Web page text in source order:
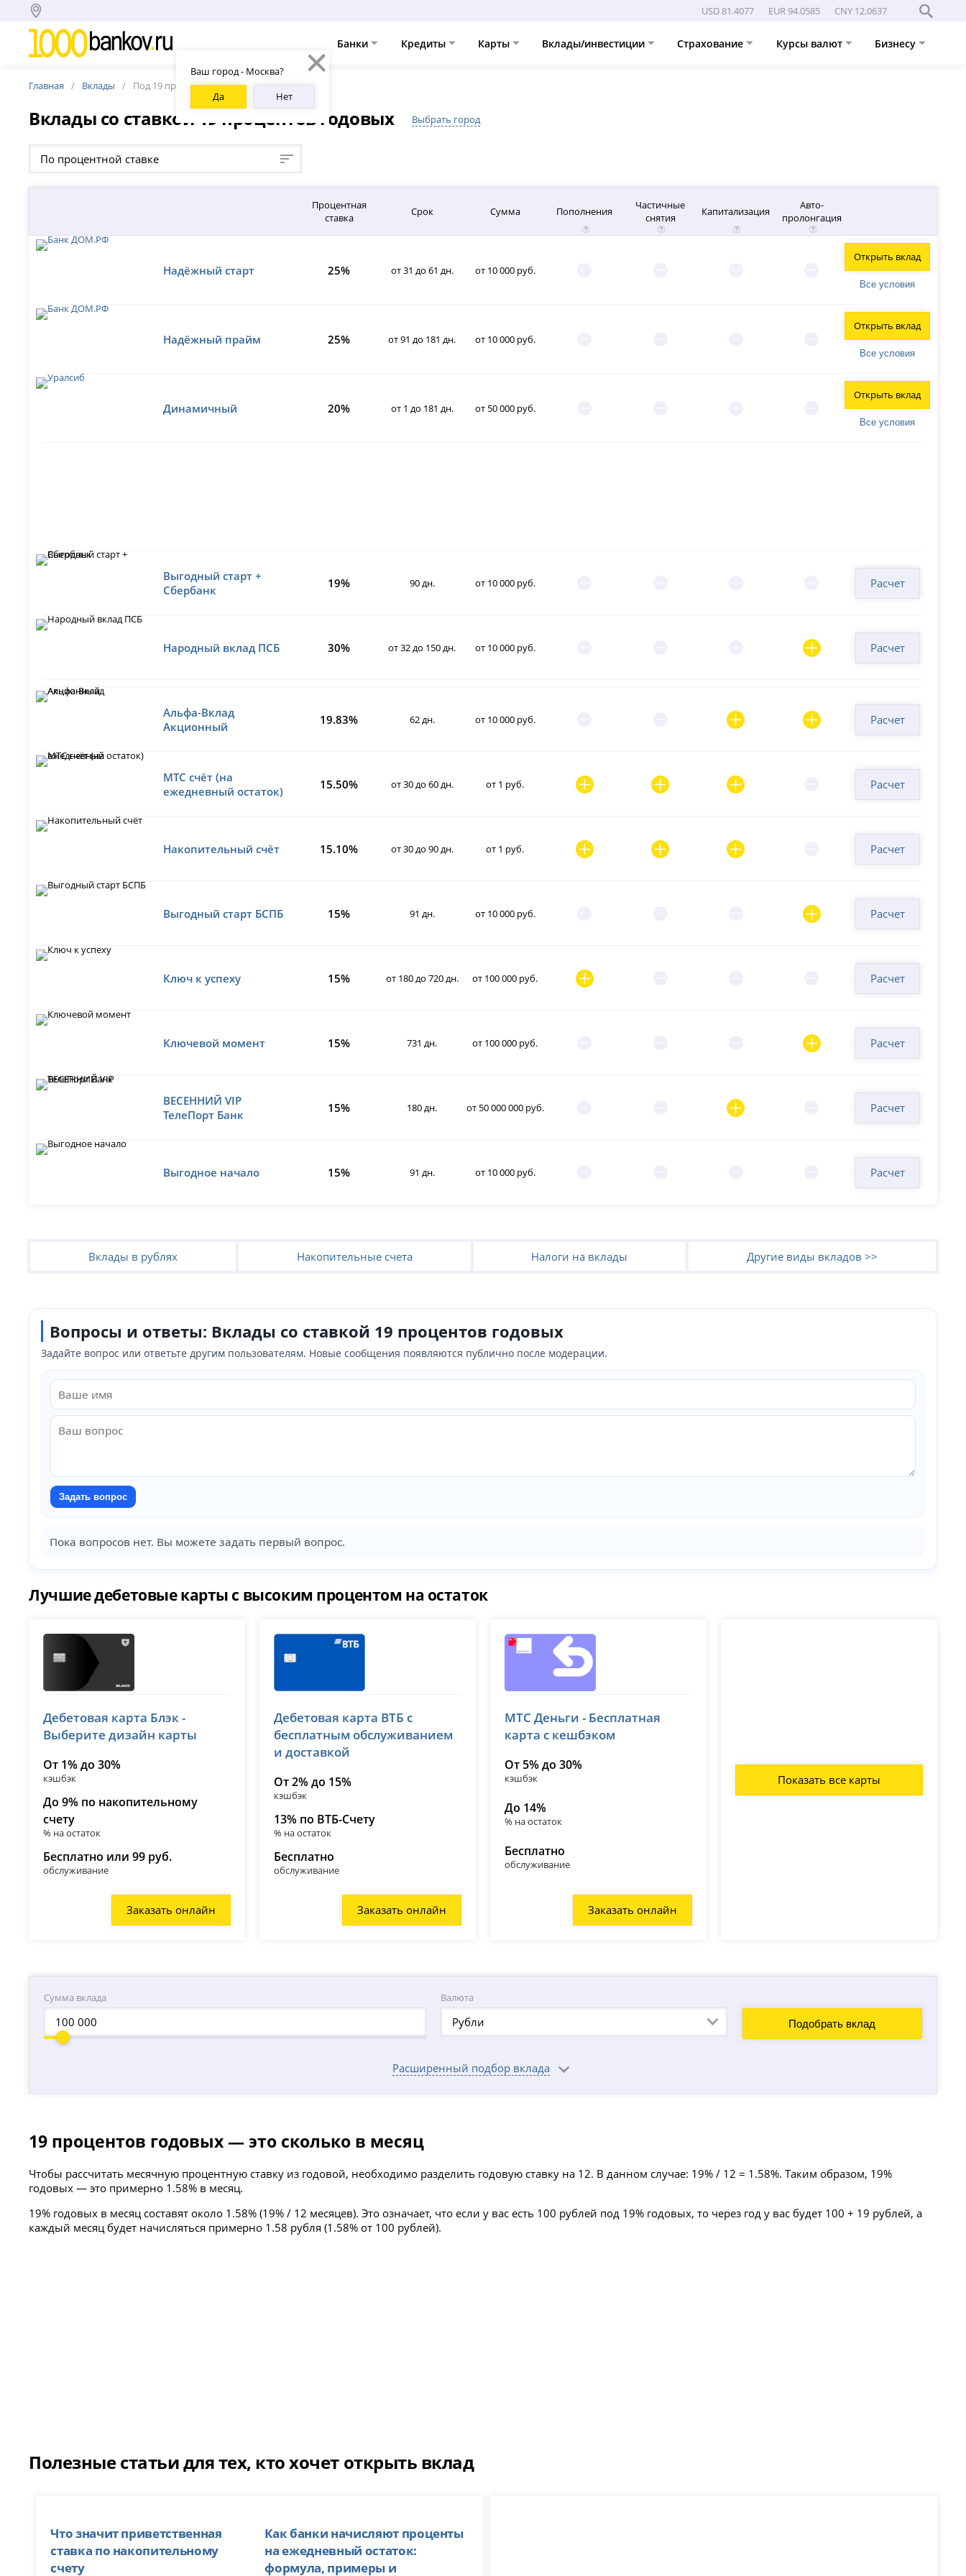
Ваш город - Москва?
Да
Нет
USD 81.4077 EUR 94.0585 CNY 12.0637
Банки Кредиты Карты Вклады/инвестиции Страхование Курсы валют Бизнесу
Главная Вклады Под 19 процентов
Вклады со ставкой 19 процентов годовых Выбрать город
По процентной ставке
Процентная
ставка
Срок Сумма Пополнения
Частичные
снятия
Капитализация
Авто-
пролонгация
Надёжный старт 25% от 31 до 61 дн. от 10 000 руб.
Все условия
Открыть вклад
Надёжный прайм 25% от 91 до 181 дн. от 10 000 руб.
Все условия
Открыть вклад
Динамичный 20% от 1 до 181 дн. от 50 000 руб.
Все условия
Открыть вклад
Выгодный старт +
Сбербанк
19% 90 дн. от 10 000 руб. Расчет
Народный вклад ПСБ 30% от 32 до 150 дн. от 10 000 руб. Расчет
Альфа-Вклад
Акционный
19.83% 62 дн. от 10 000 руб. Расчет
МТС счёт (на
ежедневный остаток)
15.50% от 30 до 60 дн. от 1 руб. Расчет
Накопительный счёт 15.10% от 30 до 90 дн. от 1 руб. Расчет
Выгодный старт БСПБ 15% 91 дн. от 10 000 руб. Расчет
Ключ к успеху 15% от 180 до 720 дн. от 100 000 руб. Расчет
Ключевой момент 15% 731 дн. от 100 000 руб. Расчет
ВЕСЕННИЙ VIP
ТелеПорт Банк
15% 180 дн. от 50 000 000 руб. Расчет
Выгодное начало 15% 91 дн. от 10 000 руб. Расчет
Вклады в рублях Накопительные счета Налоги на вклады Другие виды вкладов >>
Вопросы и ответы: Вклады со ставкой 19 процентов годовых
Задайте вопрос или ответьте другим пользователям. Новые сообщения появляются публично после модерации.
Задать вопрос
Пока вопросов нет. Вы можете задать первый вопрос.
Лучшие дебетовые карты с высоким процентом на остаток
лицензия № 2673
Дебетовая карта Блэк -
Выберите дизайн карты
От 1% до 30%
кэшбэк
До 9% по накопительному
счету
% на остаток
Бесплатно или 99 руб.
обслуживание
Заказать онлайн
лицензия № 1000
Дебетовая карта ВТБ с
бесплатным обслуживанием
и доставкой
От 2% до 15%
кэшбэк
13% по ВТБ-Счету
% на остаток
Бесплатно
обслуживание
Заказать онлайн
лицензия № 2268
МТС Деньги - Бесплатная
карта с кешбэком
От 5% до 30%
кэшбэк
До 14%
% на остаток
Бесплатно
обслуживание
Заказать онлайн
Показать все карты
Сумма вклада Валюта
Рубли Подобрать вклад
Расширенный подбор вклада
19 процентов годовых — это сколько в месяц
Чтобы рассчитать месячную процентную ставку из годовой, необходимо разделить годовую ставку на 12. В данном случае: 19% / 12 = 1.58%. Таким образом, 19%
годовых — это примерно 1.58% в месяц.
19% годовых в месяц составят около 1.58% (19% / 12 месяцев). Это означает, что если у вас есть 100 рублей под 19% годовых, то через год у вас будет 100 + 19 рублей, а
каждый месяц будет начисляться примерно 1.58 рубля (1.58% от 100 рублей).
Полезные статьи для тех, кто хочет открыть вклад
Что значит приветственная
ставка по накопительному
счету
Как банки начисляют проценты
на ежедневный остаток:
формула, примеры и